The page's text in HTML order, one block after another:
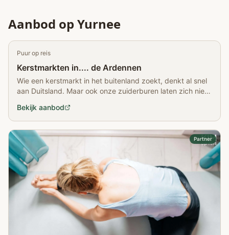
Aanbod op Yurnee
Puur op reis
Kerstmarkten in.... de Ardennen
Wie een kerstmarkt in het buitenland zoekt, denkt al snel
aan Duitsland. Maar ook onze zuiderburen laten zich niet
stadshart in de Ardennen zijn v…
Bekijk aanbod
Partner